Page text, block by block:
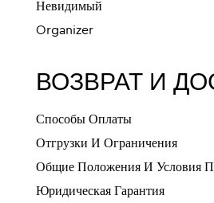
Невидимый
Organizer
ВОЗВРАТ И
Способы Оплаты
Отгрузки И Ограничения
Общие Положения И Условия
Юридическая Гарантия